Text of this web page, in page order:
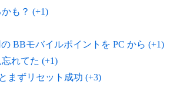
も？ (+1)
の BBモバイルポイントを PC から (+1)
忘れてた (+1)
まずリセット成功 (+3)